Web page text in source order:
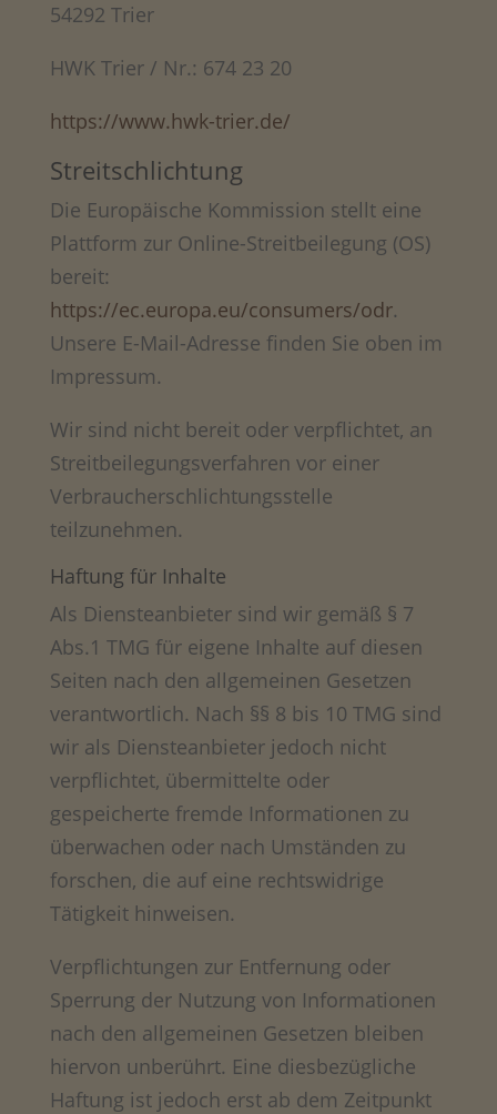
54292 Trier
HWK Trier / Nr.: 674 23 20
https://www.hwk-trier.de/
Streitschlichtung
Die Europäische Kommission stellt eine
Plattform zur Online-Streitbeilegung (OS)
bereit:
https://ec.europa.eu/consumers/odr.
Unsere E-Mail-Adresse finden Sie oben im
Impressum.
Wir sind nicht bereit oder verpflichtet, an
Streitbeilegungsverfahren vor einer
Verbraucherschlichtungsstelle
teilzunehmen.
Haftung für Inhalte
Als Diensteanbieter sind wir gemäß § 7
Abs.1 TMG für eigene Inhalte auf diesen
Seiten nach den allgemeinen Gesetzen
verantwortlich. Nach §§ 8 bis 10 TMG sind
wir als Diensteanbieter jedoch nicht
verpflichtet, übermittelte oder
gespeicherte fremde Informationen zu
überwachen oder nach Umständen zu
forschen, die auf eine rechtswidrige
Tätigkeit hinweisen.
Verpflichtungen zur Entfernung oder
Sperrung der Nutzung von Informationen
nach den allgemeinen Gesetzen bleiben
hiervon unberührt. Eine diesbezügliche
Haftung ist jedoch erst ab dem Zeitpunkt